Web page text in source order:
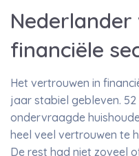
financiële
Het vertrouwen in
jaar stabiel gebleven.
ondervraagde
heel veel vertrouwen te
De rest had niet zoveel